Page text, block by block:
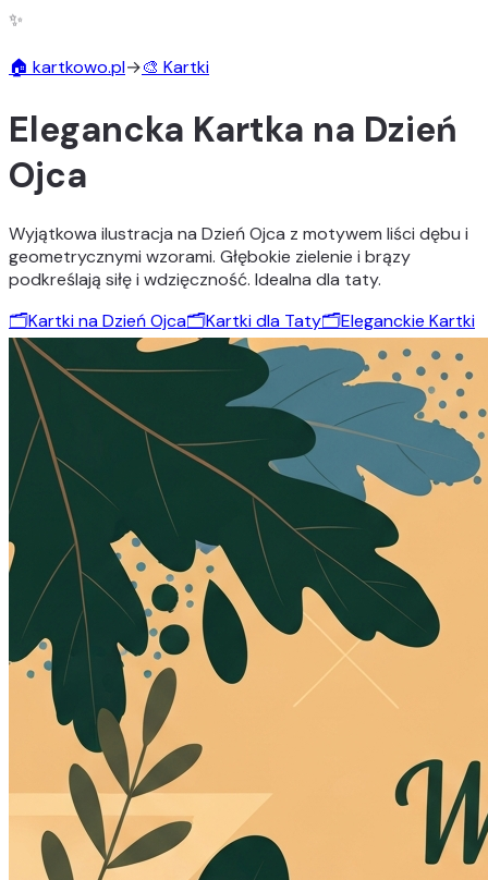
✨
🏠 kartkowo.pl→🎨 Kartki
Elegancka Kartka na Dzień
Ojca
Wyjątkowa ilustracja na Dzień Ojca z motywem liści dębu i
geometrycznymi wzorami. Głębokie zielenie i brązy
podkreślają siłę i wdzięczność. Idealna dla taty.
🗂️Kartki na Dzień Ojca🗂️Kartki dla Taty🗂️Eleganckie Kartki